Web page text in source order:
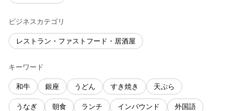
ビジネスカテゴリ
レストラン・ファストフード・居酒屋
キーワード
和牛 銀座 うどん すき焼き 天ぷら
うなぎ 朝食 ランチ インバウンド 外国語